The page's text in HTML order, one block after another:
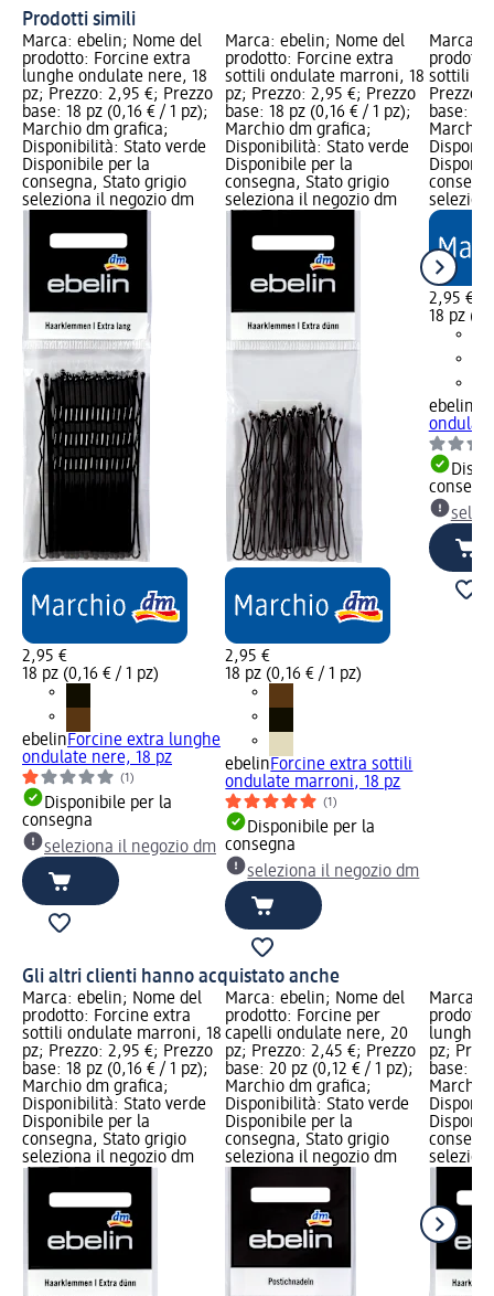
Prodotti simili
Marca: ebelin; Nome del
prodotto: Forcine extra
lunghe ondulate nere, 18
pz; Prezzo: 2,95 €; Prezzo
base: 18 pz (0,16 € / 1 pz);
Marchio dm grafica;
Disponibilità: Stato verde
Disponibile per la
consegna, Stato grigio
seleziona il negozio dm
2,95 €
18 pz (0,16 € / 1 pz)
ebelinForcine extra lunghe
ondulate nere, 18 pz
(1)
Disponibile per la
consegna
seleziona il negozio dm
Marca: ebelin; Nome del
prodotto: Forcine extra
sottili ondulate marroni, 18
pz; Prezzo: 2,95 €; Prezzo
base: 18 pz (0,16 € / 1 pz);
Marchio dm grafica;
Disponibilità: Stato verde
Disponibile per la
consegna, Stato grigio
seleziona il negozio dm
2,95 €
18 pz (0,16 € / 1 pz)
ebelinForcine extra sottili
ondulate marroni, 18 pz
(1)
Disponibile per la
consegna
seleziona il negozio dm
Marca:
sottili
Prezzo:
base:
Marchio
2,95 €
18 pz
ebelin
Gli altri clienti hanno acquistato anche
Marca: ebelin; Nome del
prodotto: Forcine extra
sottili ondulate marroni, 18
pz; Prezzo: 2,95 €; Prezzo
base: 18 pz (0,16 € / 1 pz);
Marchio dm grafica;
Disponibilità: Stato verde
Disponibile per la
consegna, Stato grigio
seleziona il negozio dm
Marca: ebelin; Nome del
prodotto: Forcine per
capelli ondulate nere, 20
pz; Prezzo: 2,45 €; Prezzo
base: 20 pz (0,12 € / 1 pz);
Marchio dm grafica;
Disponibilità: Stato verde
Disponibile per la
consegna, Stato grigio
seleziona il negozio dm
Marca:
lunghe
pz;
base:
Marchio